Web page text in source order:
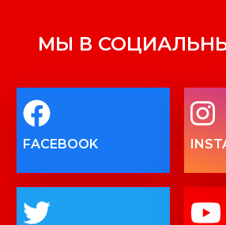
МЫ В
FACEBOOK